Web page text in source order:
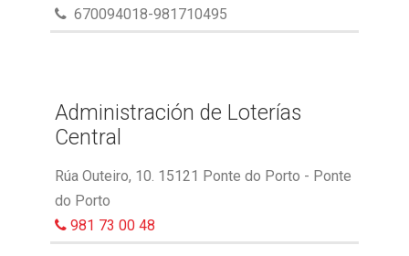
670094018-981710495
Administración de Loterías
Central
Rúa Outeiro, 10. 15121 Ponte do Porto - Ponte
do Porto
981 73 00 48